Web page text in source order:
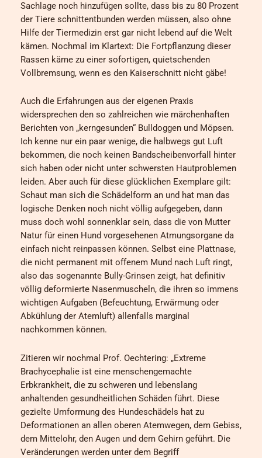
Sachlage noch hinzufügen sollte, dass bis zu 80 Prozent
der Tiere schnittentbunden werden müssen, also ohne
Hilfe der Tiermedizin erst gar nicht lebend auf die Welt
kämen. Nochmal im Klartext: Die Fortpflanzung dieser
Rassen käme zu einer sofortigen, quietschenden
Vollbremsung, wenn es den Kaiserschnitt nicht gäbe!
Auch die Erfahrungen aus der eigenen Praxis
widersprechen den so zahlreichen wie märchenhaften
Berichten von „kerngesunden“ Bulldoggen und Möpsen.
Ich kenne nur ein paar wenige, die halbwegs gut Luft
bekommen, die noch keinen Bandscheibenvorfall hinter
sich haben oder nicht unter schwersten Hautproblemen
leiden. Aber auch für diese glücklichen Exemplare gilt:
Schaut man sich die Schädelform an und hat man das
logische Denken noch nicht völlig aufgegeben, dann
muss doch wohl sonnenklar sein, dass die von Mutter
Natur für einen Hund vorgesehenen Atmungsorgane da
einfach nicht reinpassen können. Selbst eine Plattnase,
die nicht permanent mit offenem Mund nach Luft ringt,
also das sogenannte Bully-Grinsen zeigt, hat definitiv
völlig deformierte Nasenmuscheln, die ihren so immens
wichtigen Aufgaben (Befeuchtung, Erwärmung oder
Abkühlung der Atemluft) allenfalls marginal
nachkommen können.
Zitieren wir nochmal Prof. Oechtering: „Extreme
Brachycephalie ist eine menschengemachte
Erbkrankheit, die zu schweren und lebenslang
anhaltenden gesundheitlichen Schäden führt. Diese
gezielte Umformung des Hundeschädels hat zu
Deformationen an allen oberen Atemwegen, dem Gebiss,
dem Mittelohr, den Augen und dem Gehirn geführt. Die
Veränderungen werden unter dem Begriff